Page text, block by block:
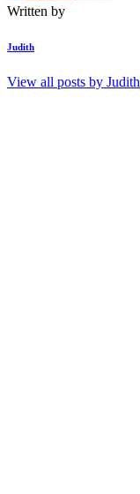
Written by
Judith
View all posts by Judith